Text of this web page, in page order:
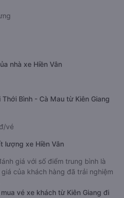
nhà xe Hiền Vân
Bình - Cà Mau từ Kiên Giang
vé
lượng xe Hiền Vân
giá với số điểm trung bình là
của khách hàng đã trải nghiệm
vé xe khách từ Kiên Giang đi